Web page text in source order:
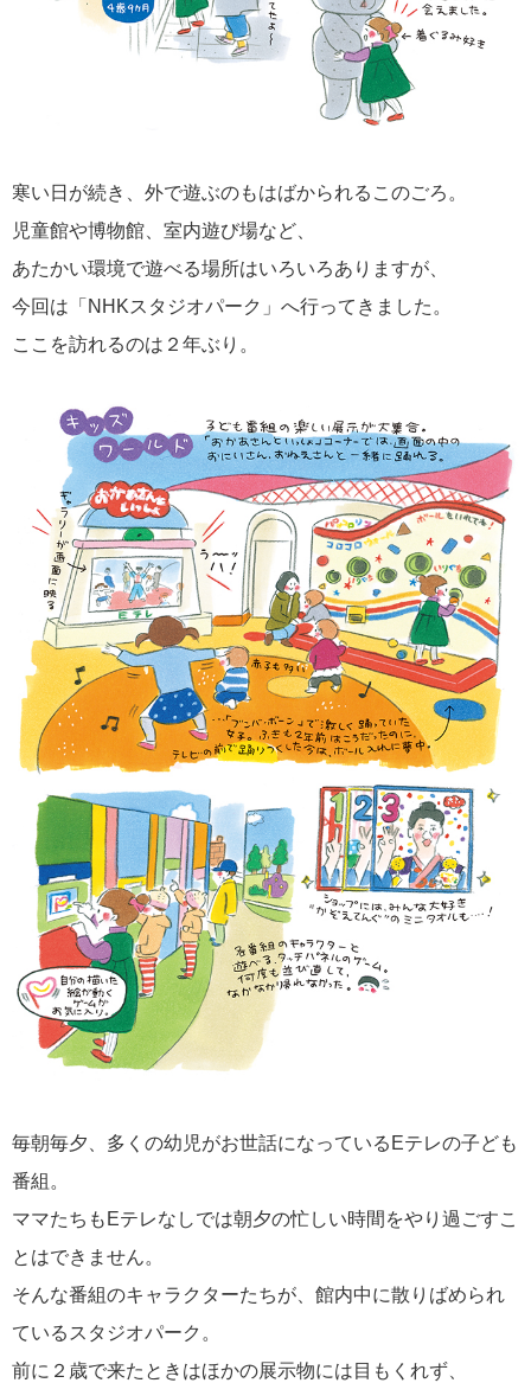
寒い日が続き、外で遊ぶのもはばかられるこのごろ。
児童館や博物館、室内遊び場など、
あたかい環境で遊べる場所はいろいろありますが、
今回は「NHKスタジオパーク」へ行ってきました。
ここを訪れるのは２年ぶり。
毎朝毎夕、多くの幼児がお世話になっているEテレの子ども
番組。
ママたちもEテレなしでは朝夕の忙しい時間をやり過ごすこ
とはできません。
そんな番組のキャラクターたちが、館内中に散りばめられ
ているスタジオパーク。
前に２歳で来たときはほかの展示物には目もくれず、